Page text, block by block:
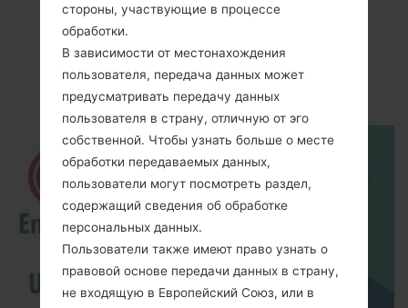
Видео
LGMT310(LGMT310)
akaLG Helix
стороны, участвующие в процессе
обработки.
В зависимости от местонахождения
пользователя, передача данных может
предусматривать передачу данных
пользователя в страну, отличную от эго
собственной. Чтобы узнать больше о месте
обработки передаваемых данных,
пользователи могут посмотреть раздел,
содержащий сведения об обработке
персональных данных.
Пользователи также имеют право узнать о
правовой основе передачи данных в страну,
не входящую в Европейский Союз, или в